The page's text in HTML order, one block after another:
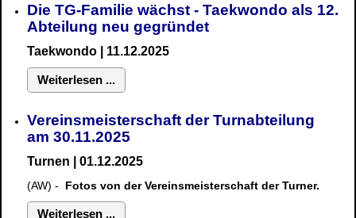
Die TG-Familie wächst - Taekwondo als 12.
Abteilung neu gegründet
Taekwondo | 11.12.2025
Weiterlesen ...
Vereinsmeisterschaft der Turnabteilung
am 30.11.2025
Turnen | 01.12.2025
(AW) - Fotos von der Vereinsmeisterschaft der Turner.
Weiterlesen ...